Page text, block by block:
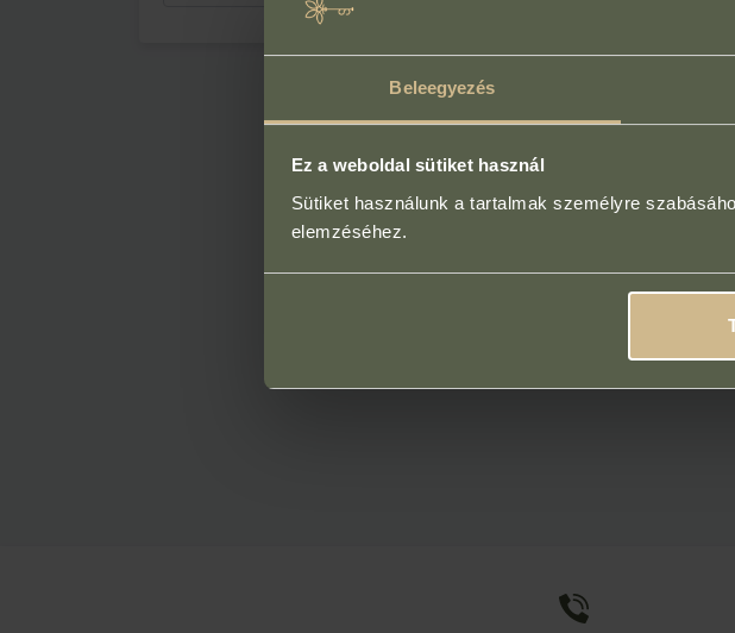
Beleegyezés
Ez a weboldal sütiket használ
Sütiket használunk a tartalmak személyre
elemzéséhez.